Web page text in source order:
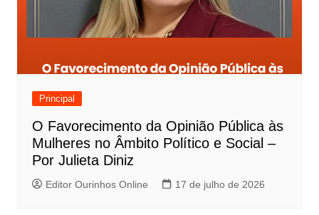
Principal
O Favorecimento da Opinião Pública às
Mulheres no Âmbito Político e Social –
Por Julieta Diniz
Editor Ourinhos Online 17 de julho de 2026